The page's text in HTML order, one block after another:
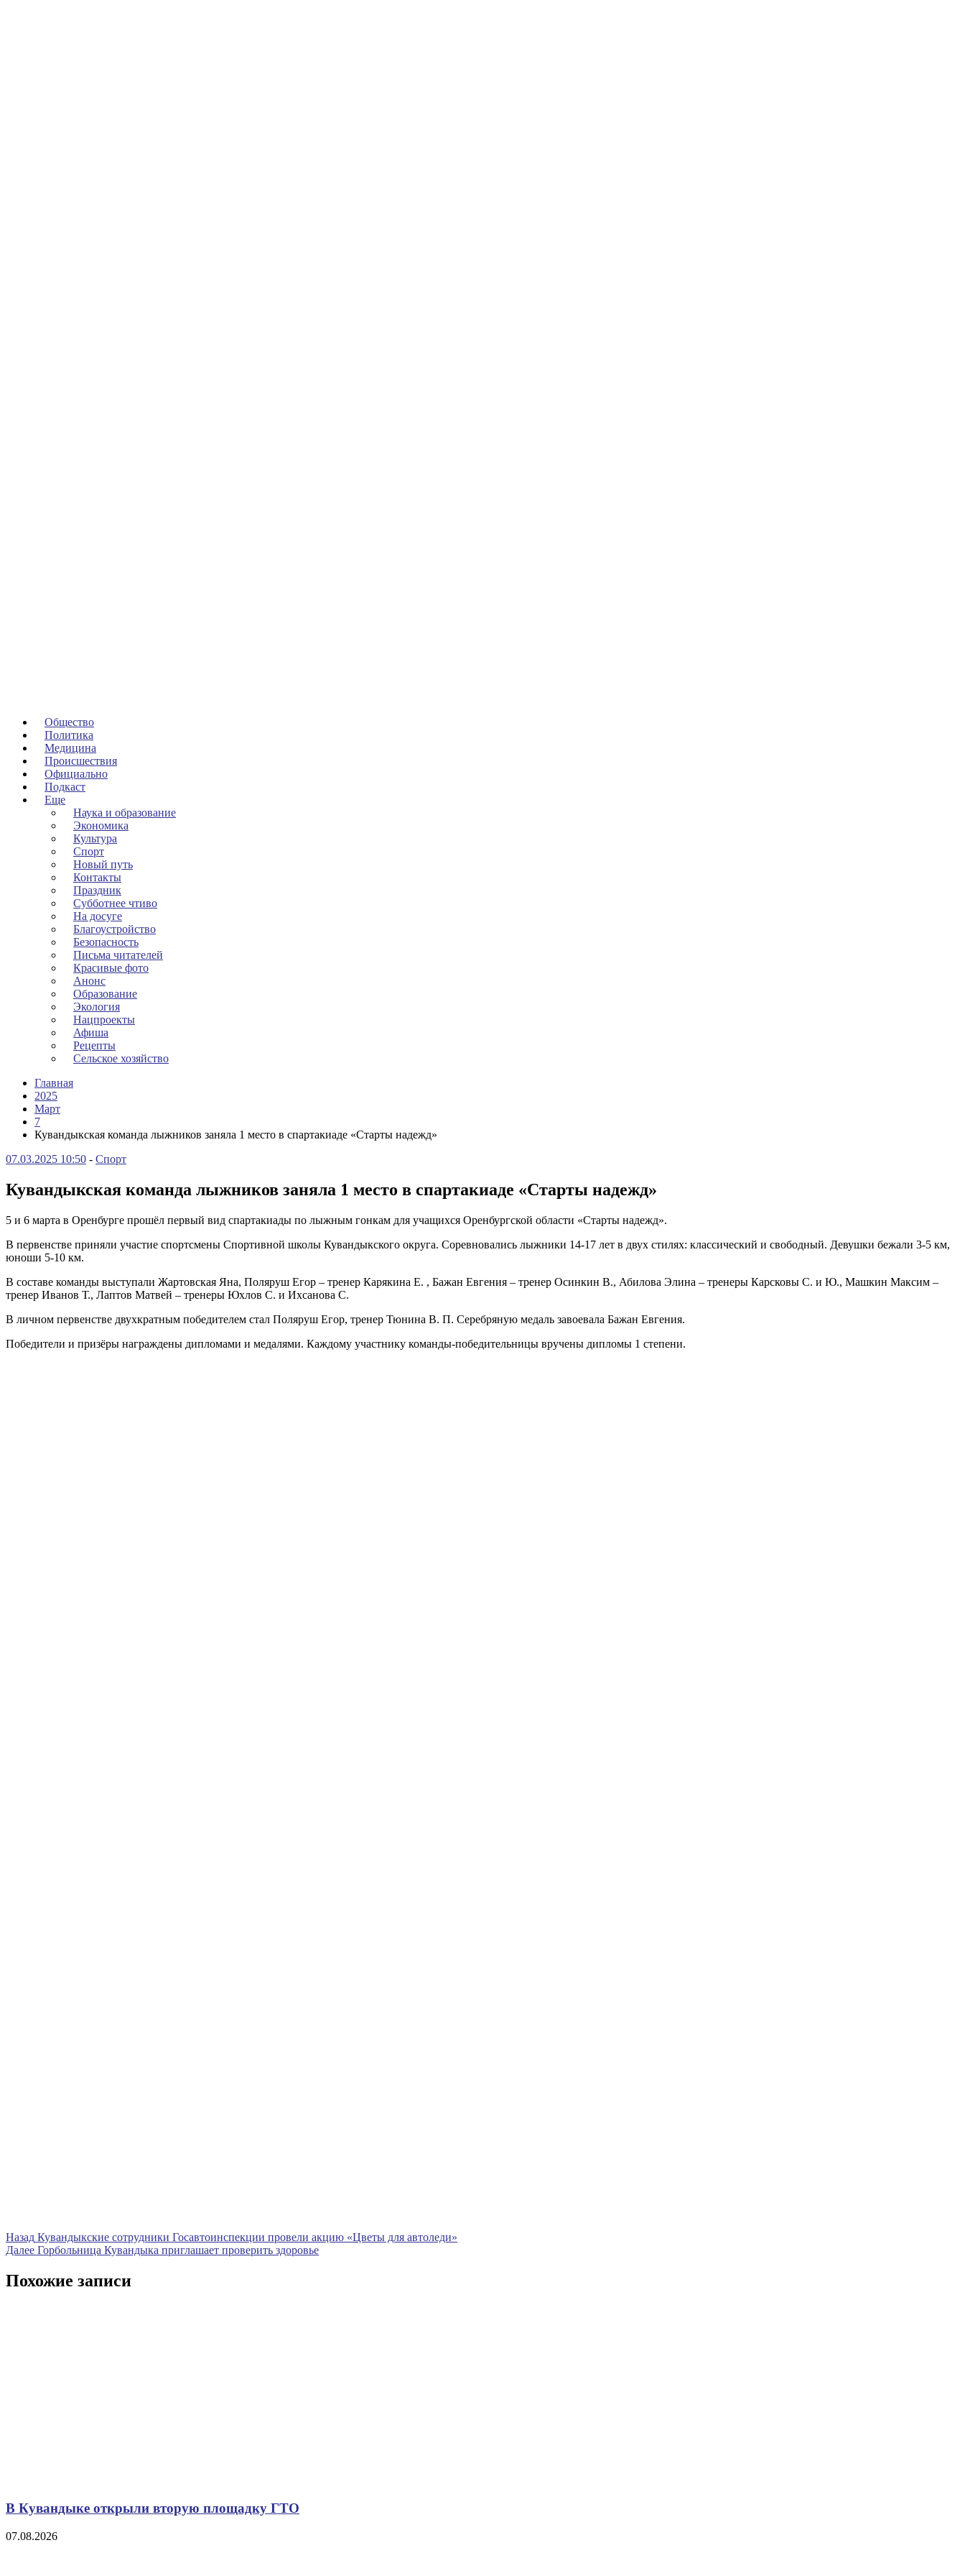
Общество
Политика
Медицина
Происшествия
Официально
Подкаст
Еще
Наука и образование
Экономика
Культура
Спорт
Новый путь
Контакты
Праздник
Субботнее чтиво
На досуге
Благоустройство
Безопасность
Письма читателей
Красивые фото
Анонс
Образование
Экология
Нацпроекты
Афиша
Рецепты
Сельское хозяйство
Главная
2025
Март
7
Кувандыкская команда лыжников заняла 1 место в спартакиаде «Старты надежд»
07.03.2025 10:50 - Спорт
Кувандыкская команда лыжников заняла 1 место в спартакиаде «Старты надежд»
5 и 6 марта в Оренбурге прошёл первый вид спартакиады по лыжным гонкам для учащихся Оренбургской области «Старты надежд».
В первенстве приняли участие спортсмены Спортивной школы Кувандыкского округа. Соревновались лыжники 14-17 лет в двух стилях: классический и свободный. Девушки бежали 3-5 км,
юноши 5-10 км.
В составе команды выступали Жартовская Яна, Поляруш Егор – тренер Карякина Е. , Бажан Евгения – тренер Осинкин В., Абилова Элина – тренеры Карсковы С. и Ю., Машкин Максим –
тренер Иванов Т., Лаптов Матвей – тренеры Юхлов С. и Ихсанова С.
В личном первенстве двухкратным победителем стал Поляруш Егор, тренер Тюнина В. П. Серебряную медаль завоевала Бажан Евгения.
Победители и призёры награждены дипломами и медалями. Каждому участнику команды-победительницы вручены дипломы 1 степени.
Навигация
по
записям
Назад Предыдущая
запись
Кувандыкские сотрудники Госавтоинспекции провели акцию «Цветы для автоледи»
Далее Следующая
Горбольница Кувандыка приглашает проверить здоровье
Похожие записи
В Кувандыке открыли вторую площадку ГТО
07.08.2026